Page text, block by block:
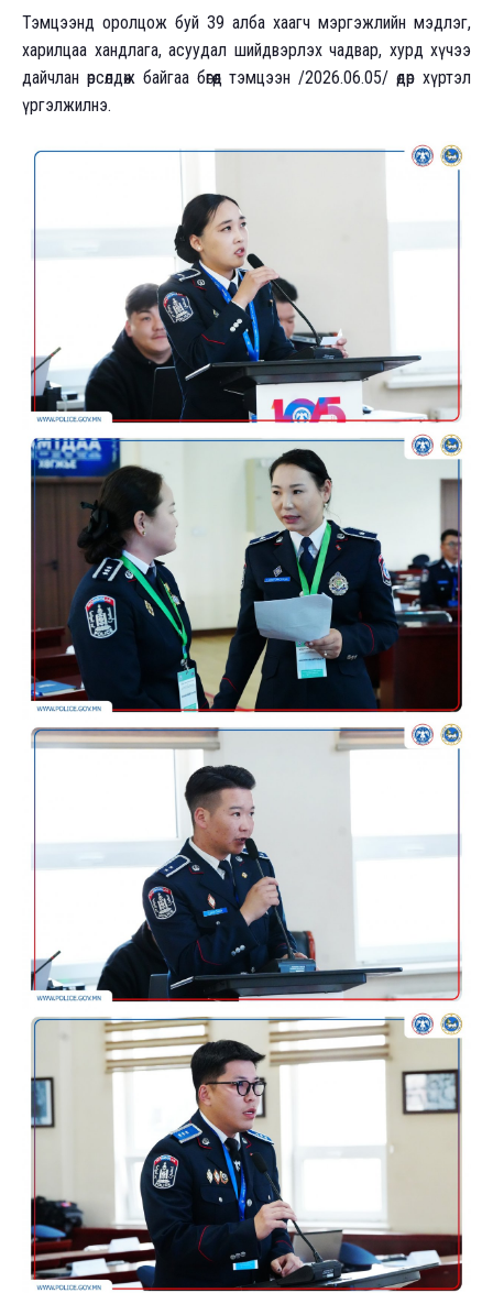
Тэмцээнд оролцож буй 39 алба хаагч мэргэжлийн мэдлэг,
харилцаа хандлага, асуудал шийдвэрлэх чадвар, хурд хүчээ
дайчлан өрсөлдөж байгаа бөгөөд тэмцээн /2026.06.05/ өдөр хүртэл
үргэлжилнэ.